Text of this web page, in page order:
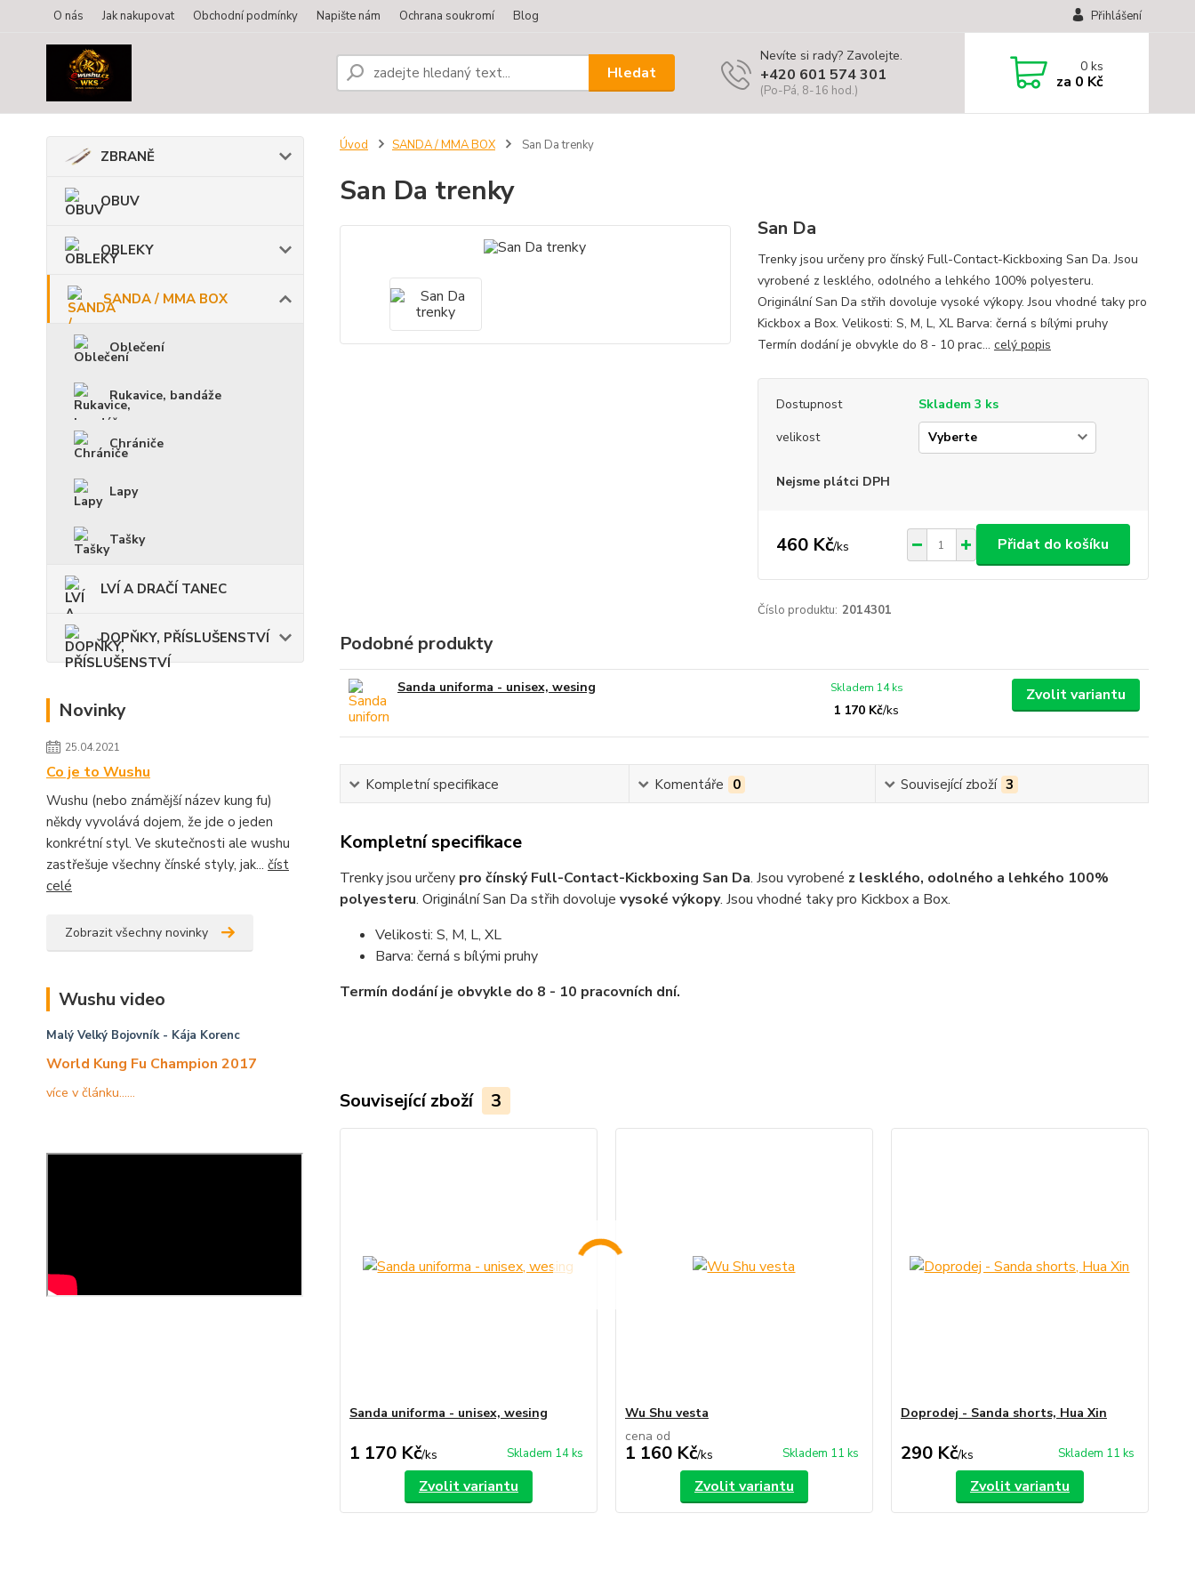
O nás Jak nakupovat Obchodní podmínky Napište nám Ochrana soukromí Blog Přihlášení
Hledat
Nevíte si rady? Zavolejte.
+420 601 574 301
(Po-Pá, 8-16 hod.)
0ks
za 0 Kč
ZBRANĚ
OBUV
OBLEKY
SANDA / MMA BOX
Oblečení
Rukavice, bandáže
Chrániče
Lapy
Tašky
LVÍ A DRAČÍ TANEC
DOPŇKY, PŘÍSLUŠENSTVÍ
Novinky
25.04.2021
Co je to Wushu
Wushu (nebo známější název kung fu)
někdy vyvolává dojem, že jde o jeden
konkrétní styl. Ve skutečnosti ale wushu
zastřešuje všechny čínské styly, jak... číst
celé
Zobrazit všechny novinky
Wushu video
Malý Velký Bojovník- Kája Korenc
World Kung Fu Champion 2017
více v článku......
Úvod SANDA / MMA BOX San Da trenky
San Da trenky
San Da
Trenky jsou určeny pro čínský Full-Contact-Kickboxing San Da. Jsou
vyrobené z lesklého, odolného a lehkého 100% polyesteru.
Originální San Da střih dovoluje vysoké výkopy. Jsou vhodné taky pro
Kickbox a Box. Velikosti: S, M, L, XL Barva: černá s bílými pruhy
Termín dodání je obvykle do 8 - 10 prac... celý popis
Dostupnost
Skladem 3 ks
velikost
Nejsme plátci DPH
460 Kč/ks Přidat do košíku
Číslo produktu: 2014301
Podobné produkty
Sanda uniforma - unisex, wesing
1 170 Kč/ks
Skladem 14 ks Zvolit variantu
Kompletní specifikace Komentáře 0 Související zboží 3
Kompletní specifikace
Trenky jsou určeny pro čínský Full-Contact-Kickboxing San Da. Jsou vyrobené z lesklého, odolného a lehkého 100%
polyesteru. Originální San Da střih dovoluje vysoké výkopy. Jsou vhodné taky pro Kickbox a Box.
Velikosti: S, M, L, XL
Barva: černá s bílými pruhy
Termín dodání je obvykle do 8 - 10 pracovních dní.
Související zboží 3
Sanda uniforma - unisex, wesing
1 170 Kč/ks Skladem 14 ks
Zvolit variantu
Wu Shu vesta
cena od
1 160 Kč/ks Skladem 11 ks
Zvolit variantu
Doprodej - Sanda shorts, Hua Xin
290 Kč/ks Skladem 11 ks
Zvolit variantu